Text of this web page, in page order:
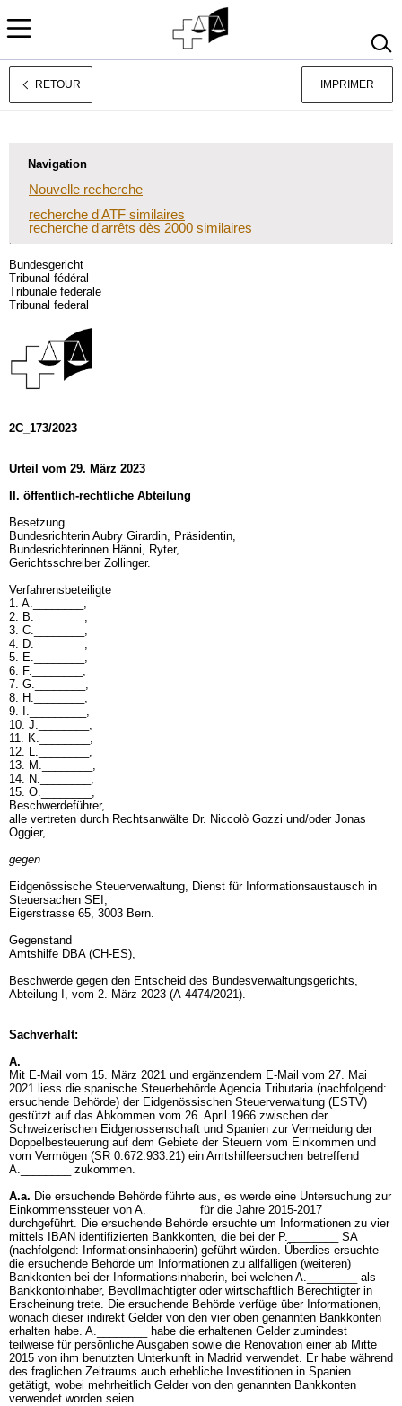
Deutsch
RETOUR IMPRIMER
Navigation
Nouvelle recherche
recherche d'ATF similaires
recherche d'arrêts dès 2000 similaires
Bundesgericht
Tribunal fédéral
Tribunale federale
Tribunal federal
2C_173/2023
Urteil vom 29. März 2023
II. öffentlich-rechtliche Abteilung
Besetzung
Bundesrichterin Aubry Girardin, Präsidentin,
Bundesrichterinnen Hänni, Ryter,
Gerichtsschreiber Zollinger.
Verfahrensbeteiligte
1. A.________,
2. B.________,
3. C.________,
4. D.________,
5. E.________,
6. F.________,
7. G.________,
8. H.________,
9. I._________,
10. J.________,
11. K.________,
12. L.________,
13. M.________,
14. N.________,
15. O.________,
Beschwerdeführer,
alle vertreten durch Rechtsanwälte Dr. Niccolò Gozzi und/oder Jonas
Oggier,
gegen
Eidgenössische Steuerverwaltung, Dienst für Informationsaustausch in
Steuersachen SEI,
Eigerstrasse 65, 3003 Bern.
Gegenstand
Amtshilfe DBA (CH-ES),
Beschwerde gegen den Entscheid des Bundesverwaltungsgerichts,
Abteilung I, vom 2. März 2023 (A-4474/2021).
Sachverhalt:
A.
Mit E-Mail vom 15. März 2021 und ergänzendem E-Mail vom 27. Mai
2021 liess die spanische Steuerbehörde Agencia Tributaria (nachfolgend:
ersuchende Behörde) der Eidgenössischen Steuerverwaltung (ESTV)
gestützt auf das Abkommen vom 26. April 1966 zwischen der
Schweizerischen Eidgenossenschaft und Spanien zur Vermeidung der
Doppelbesteuerung auf dem Gebiete der Steuern vom Einkommen und
vom Vermögen (SR 0.672.933.21) ein Amtshilfeersuchen betreffend
A.________ zukommen.
A.a. Die ersuchende Behörde führte aus, es werde eine Untersuchung zur
Einkommenssteuer von A.________ für die Jahre 2015-2017
durchgeführt. Die ersuchende Behörde ersuchte um Informationen zu vier
mittels IBAN identifizierten Bankkonten, die bei der P.________ SA
(nachfolgend: Informationsinhaberin) geführt würden. Überdies ersuchte
die ersuchende Behörde um Informationen zu allfälligen (weiteren)
Bankkonten bei der Informationsinhaberin, bei welchen A.________ als
Bankkontoinhaber, Bevollmächtigter oder wirtschaftlich Berechtigter in
Erscheinung trete. Die ersuchende Behörde verfüge über Informationen,
wonach dieser indirekt Gelder von den vier oben genannten Bankkonten
erhalten habe. A.________ habe die erhaltenen Gelder zumindest
teilweise für persönliche Ausgaben sowie die Renovation einer ab Mitte
2015 von ihm benutzten Unterkunft in Madrid verwendet. Er habe während
des fraglichen Zeitraums auch erhebliche Investitionen in Spanien
getätigt, wobei mehrheitlich Gelder von den genannten Bankkonten
verwendet worden seien.